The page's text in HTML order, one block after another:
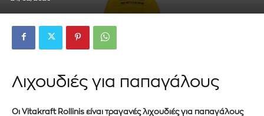
Λιχουδιές για παπαγάλους
Οι Vitakraft Rollinis είναι τραγανές λιχουδιές για παπαγάλους